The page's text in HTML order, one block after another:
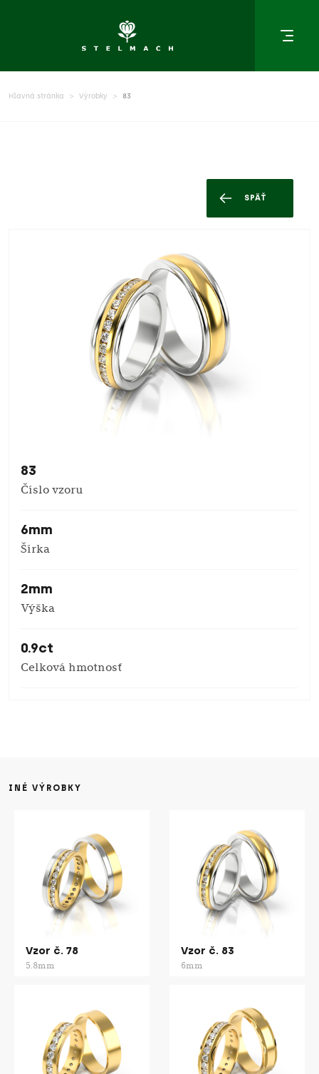
Hlavná stránka Výrobky 83
SPÄŤ
83
Číslo vzoru
6mm
Šírka
2mm
Výška
0.9ct
Celková hmotnosť
INÉ VÝROBKY
Vzor č. 78
5.8mm
Vzor č. 83
6mm